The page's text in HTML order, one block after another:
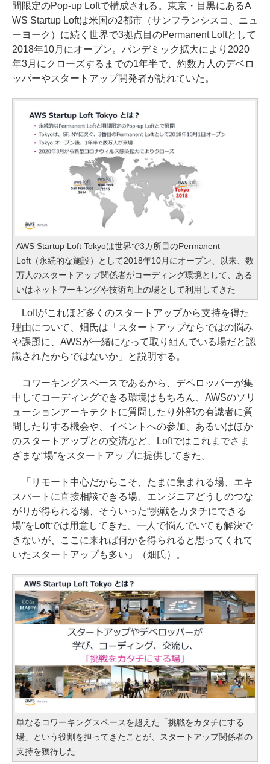
間限定のPop-up Loftで構成される。東京・目黒にあるA
WS Startup Loftは米国の2都市（サンフランシスコ、ニュ
ーヨーク）に続く世界で3拠点目のPermanent Loftとして
2018年10月にオープン。パンデミック拡大により2020
年3月にクローズするまでの1年半で、約数万人のデベロ
ッパーやスタートアップ開発者が訪れていた。
AWS Startup Loft Tokyoは世界で3カ所目のPermanent
Loft（永続的な施設）として2018年10月にオープン、以来、数
万人のスタートアップ関係者がコーディング環境として、ある
いはネットワーキングや技術向上の場として利用してきた
Loftがこれほど多くのスタートアップから支持を得た
理由について、畑氏は「スタートアップならではの悩み
や課題に、AWSが一緒になって取り組んでいる場だと認
識されたからではないか」と説明する。
コワーキングスペースであるから、デベロッパーが集
中してコーディングできる環境はもちろん、AWSのソリ
ューションアーキテクトに質問したり外部の有識者に質
問したりする機会や、イベントへの参加、あるいはほか
のスタートアップとの交流など、Loftではこれまでさま
ざまな“場”をスタートアップに提供してきた。
「リモート中心だからこそ、たまに集まれる場、エキ
スパートに直接相談できる場、エンジニアどうしのつな
がりが得られる場、そういった“挑戦をカタチにできる
場”をLoftでは用意してきた。一人で悩んでいても解決で
きないが、ここに来れば何かを得られると思ってくれて
いたスタートアップも多い」（畑氏）。
単なるコワーキングスペースを超えた「挑戦をカタチにする
場」という役割を担ってきたことが、スタートアップ関係者の
支持を獲得した